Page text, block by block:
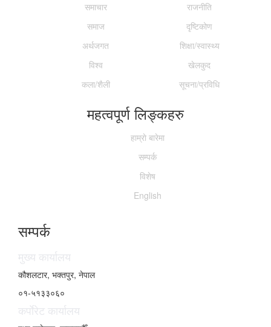
समाचार
राजनीति
समाज
दृष्टिकोण
अर्थजगत
शिक्षा/स्वास्थ्य
विश्व
खेलकुद
कला/शैली
सूचना/प्रविधि
महत्वपूर्ण लिङ्कहरु
हाम्राे बारेमा
सम्पर्क
विशेष
English
सम्पर्क
मुख्य कार्यालय
कौशलटार, भक्तपुर, नेपाल
०१-५१३३०६०
कर्पाेरेट कार्यालय